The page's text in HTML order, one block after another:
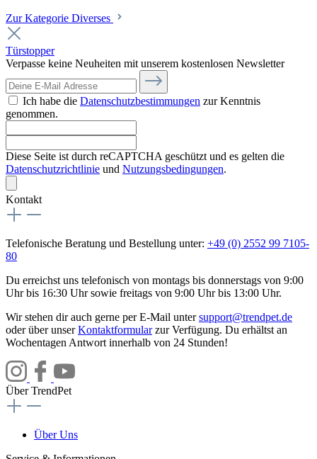
Zur Kategorie Diverses
Türstopper
Verpasse keine Neuheiten mit unserem kostenlosen Newsletter
Ich habe die Datenschutzbestimmungen zur Kenntnis
genommen.
Diese Seite ist durch reCAPTCHA geschützt und es gelten die
Datenschutzrichtlinie und Nutzungsbedingungen.
Kontakt
Telefonische Beratung und Bestellung unter: +49 (0) 2552 99 7105-
80
Du erreichst uns telefonisch von montags bis donnerstags von 9:00
Uhr bis 16:30 Uhr sowie freitags von 9:00 Uhr bis 13:00 Uhr.
Wir stehen dir auch gerne per E-Mail untersupport@trendpet.de
oder über unserKontaktformularzur Verfügung. Du erhältst an
Wochentagen Antwort innerhalb von 24 Stunden!
Über TrendPet
Über Uns